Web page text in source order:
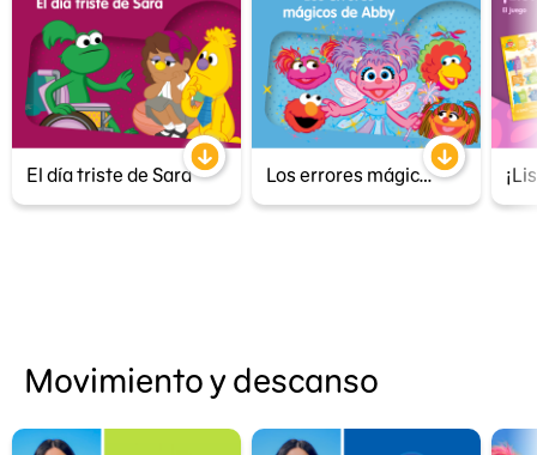
El día triste de Sara Los errores mágicos de Abby
Movimiento y descanso